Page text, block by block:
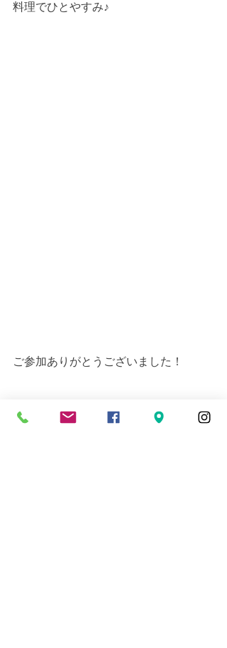
料理でひとやすみ♪
ご参加ありがとうございました！
近場ダイビングツアー